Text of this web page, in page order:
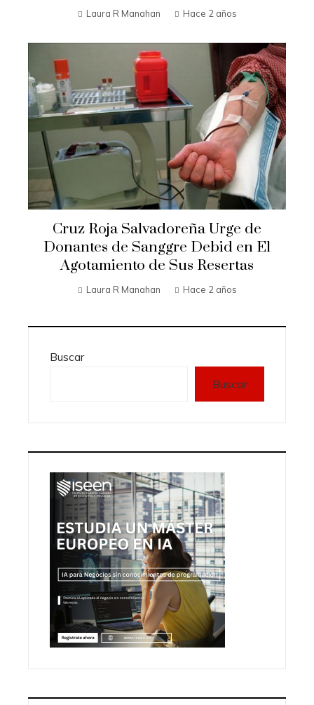
Laura R Manahan Hace 2 años
Cruz Roja Salvadoreña Urge de
Donantes de Sanggre Debid en El
Agotamiento de Sus Resertas
Laura R Manahan Hace 2 años
Buscar
Buscar